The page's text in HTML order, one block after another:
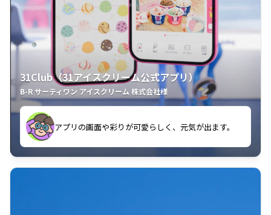
31Club（31アイスクリーム公式アプリ）
B-R サーティワン アイスクリーム 株式会社様
アプリの画面や彩りが可愛らしく、元気が出ます。
クラスごとに特典があるようなので使うのが楽しいで
す。